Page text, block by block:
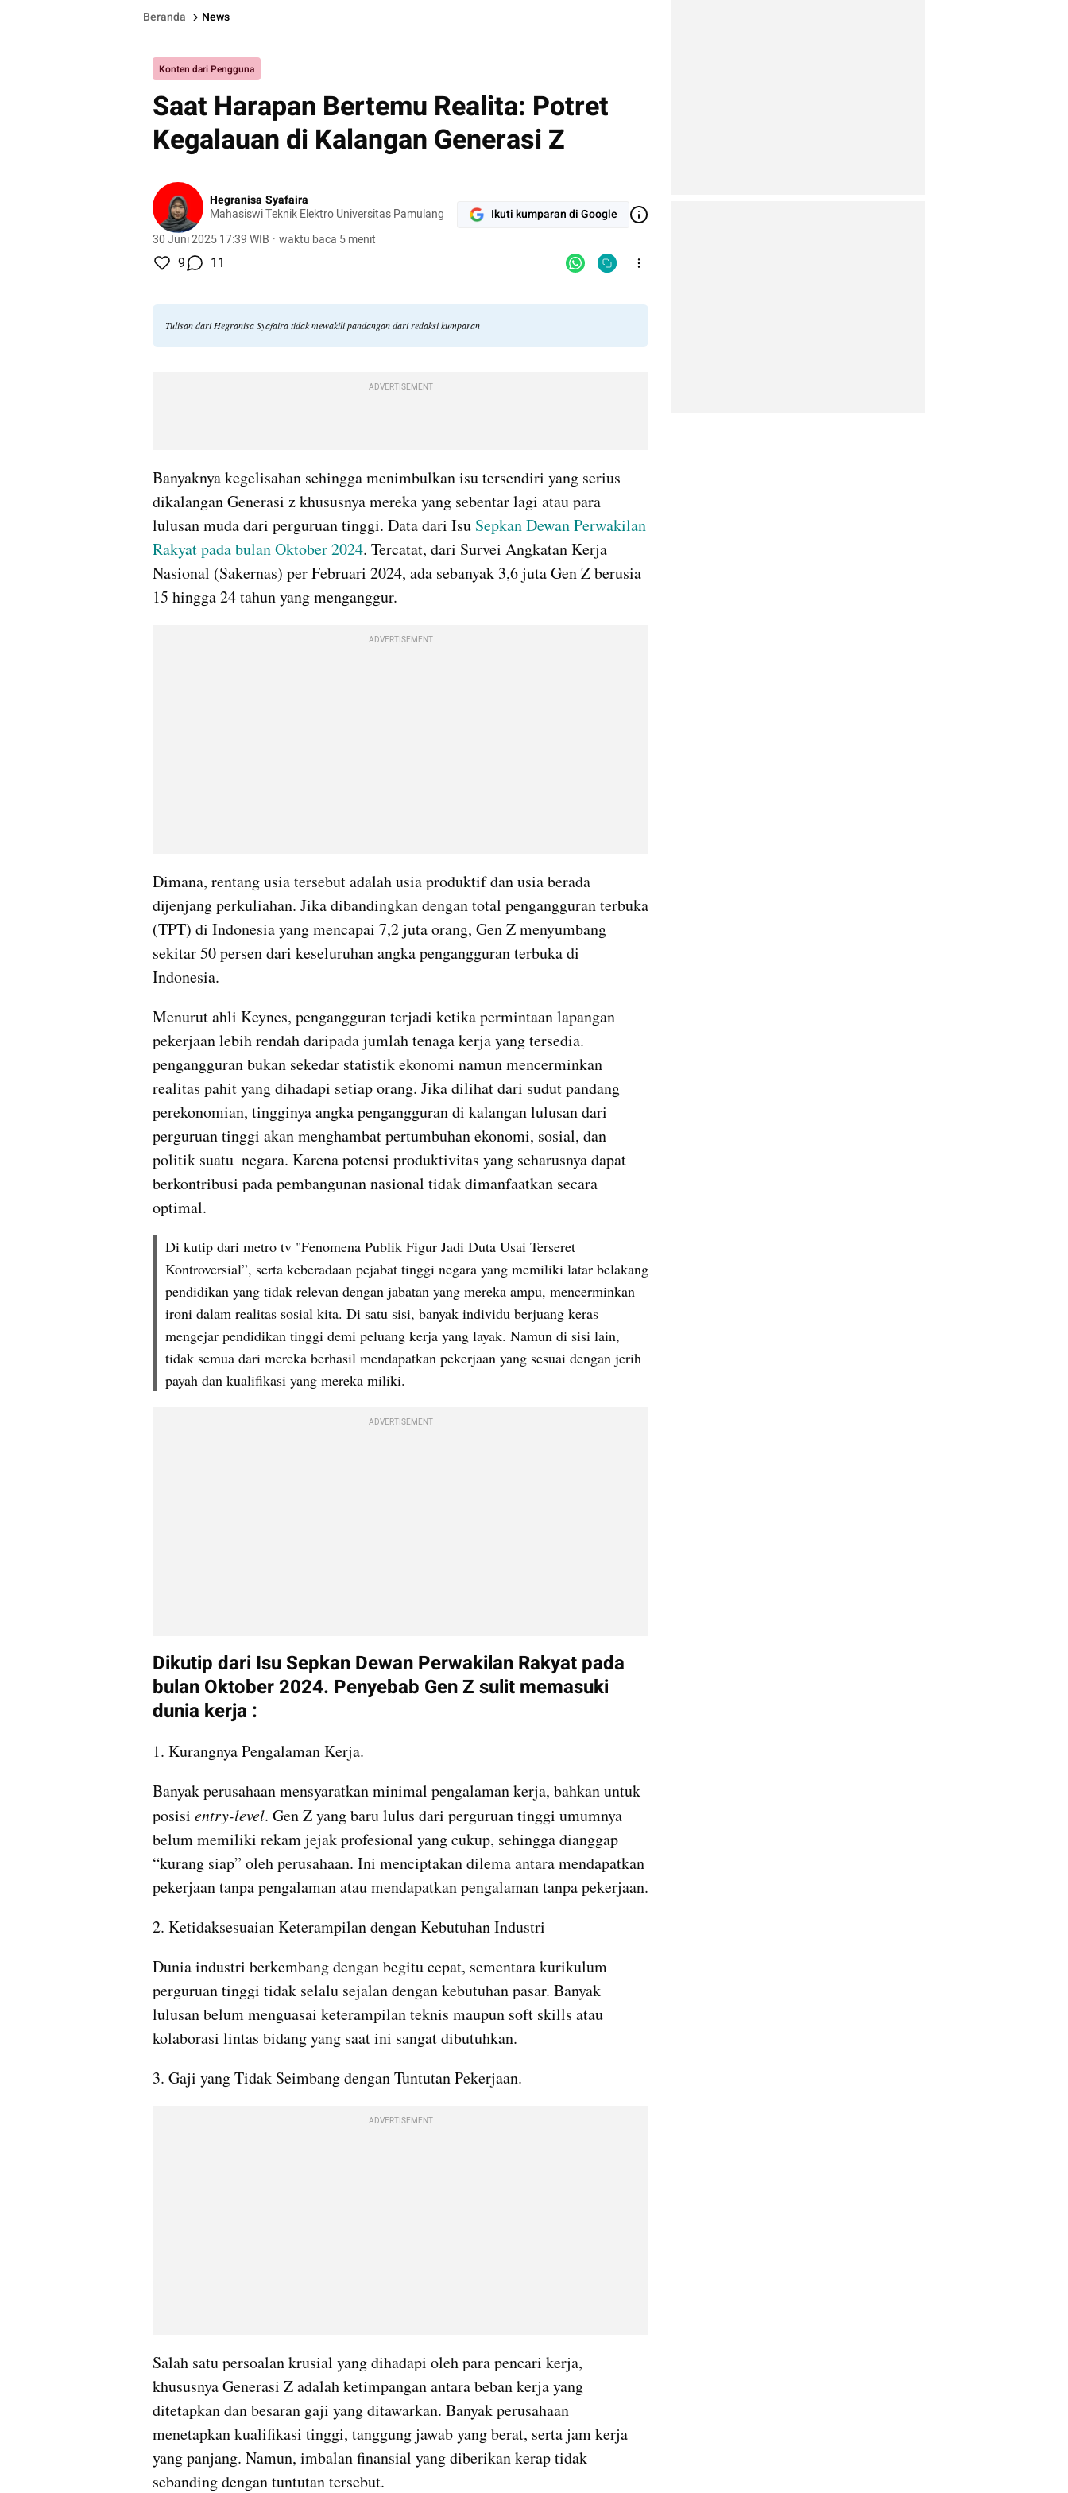
Beranda News
Konten dari Pengguna
Saat Harapan Bertemu Realita: Potret
Kegalauan di Kalangan Generasi Z
Hegranisa Syafaira
Mahasiswi Teknik Elektro Universitas Pamulang
30 Juni 2025 17:39 WIB · waktu baca 5 menit
Ikuti kumparan di Google
9 11
Tulisan dari Hegranisa Syafaira tidak mewakili pandangan dari redaksi kumparan
ADVERTISEMENT
Banyaknya kegelisahan sehingga menimbulkan isu tersendiri yang serius
dikalangan Generasi z khususnya mereka yang sebentar lagi atau para
lulusan muda dari perguruan tinggi. Data dari Isu Sepkan Dewan Perwakilan
Rakyat pada bulan Oktober 2024. Tercatat, dari Survei Angkatan Kerja
Nasional (Sakernas) per Februari 2024, ada sebanyak 3,6 juta Gen Z berusia
15 hingga 24 tahun yang menganggur.
ADVERTISEMENT
Dimana, rentang usia tersebut adalah usia produktif dan usia berada
dijenjang perkuliahan. Jika dibandingkan dengan total pengangguran terbuka
(TPT) di Indonesia yang mencapai 7,2 juta orang, Gen Z menyumbang
sekitar 50 persen dari keseluruhan angka pengangguran terbuka di
Indonesia.
Menurut ahli Keynes, pengangguran terjadi ketika permintaan lapangan
pekerjaan lebih rendah daripada jumlah tenaga kerja yang tersedia.
pengangguran bukan sekedar statistik ekonomi namun mencerminkan
realitas pahit yang dihadapi setiap orang. Jika dilihat dari sudut pandang
perekonomian, tingginya angka pengangguran di kalangan lulusan dari
perguruan tinggi akan menghambat pertumbuhan ekonomi, sosial, dan
politik suatu  negara. Karena potensi produktivitas yang seharusnya dapat
berkontribusi pada pembangunan nasional tidak dimanfaatkan secara
optimal.
Di kutip dari metro tv "Fenomena Publik Figur Jadi Duta Usai Terseret
Kontroversial”, serta keberadaan pejabat tinggi negara yang memiliki latar belakang
pendidikan yang tidak relevan dengan jabatan yang mereka ampu, mencerminkan
ironi dalam realitas sosial kita. Di satu sisi, banyak individu berjuang keras
mengejar pendidikan tinggi demi peluang kerja yang layak. Namun di sisi lain,
tidak semua dari mereka berhasil mendapatkan pekerjaan yang sesuai dengan jerih
payah dan kualifikasi yang mereka miliki.
ADVERTISEMENT
Dikutip dari Isu Sepkan Dewan Perwakilan Rakyat pada
bulan Oktober 2024. Penyebab Gen Z sulit memasuki
dunia kerja :
1. Kurangnya Pengalaman Kerja.
Banyak perusahaan mensyaratkan minimal pengalaman kerja, bahkan untuk
posisi entry-level. Gen Z yang baru lulus dari perguruan tinggi umumnya
belum memiliki rekam jejak profesional yang cukup, sehingga dianggap
“kurang siap” oleh perusahaan. Ini menciptakan dilema antara mendapatkan
pekerjaan tanpa pengalaman atau mendapatkan pengalaman tanpa pekerjaan.
2. Ketidaksesuaian Keterampilan dengan Kebutuhan Industri
Dunia industri berkembang dengan begitu cepat, sementara kurikulum
perguruan tinggi tidak selalu sejalan dengan kebutuhan pasar. Banyak
lulusan belum menguasai keterampilan teknis maupun soft skills atau
kolaborasi lintas bidang yang saat ini sangat dibutuhkan.
3. Gaji yang Tidak Seimbang dengan Tuntutan Pekerjaan.
ADVERTISEMENT
Salah satu persoalan krusial yang dihadapi oleh para pencari kerja,
khususnya Generasi Z adalah ketimpangan antara beban kerja yang
ditetapkan dan besaran gaji yang ditawarkan. Banyak perusahaan
menetapkan kualifikasi tinggi, tanggung jawab yang berat, serta jam kerja
yang panjang. Namun, imbalan finansial yang diberikan kerap tidak
sebanding dengan tuntutan tersebut.